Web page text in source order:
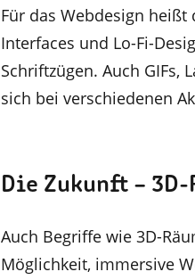
Für das Webdesign heißt
Interfaces und Lo-Fi-
Schriftzügen. Auch
sich bei verschiedenen
Die Zukunft – 3D-
Auch Begriffe wie 3D-
Möglichkeit, immersive